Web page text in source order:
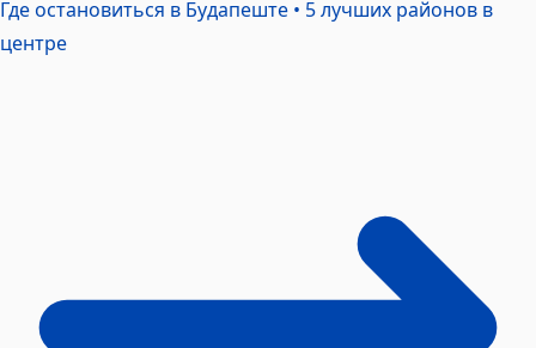
Где остановиться в Будапеште • 5 лучших районов в
центре